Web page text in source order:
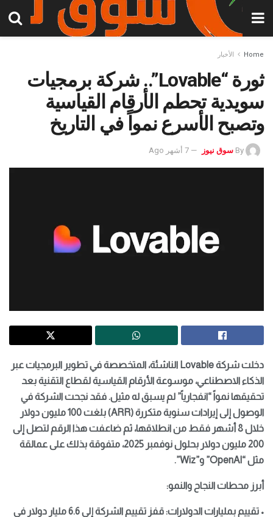
Home الأخبار
ثورة “Lovable”.. شركة برمجيات
سويدية تحطم الأرقام القياسية
وتصبح الأسرع نمواً في التاريخ
By سوق نيوز 7 أشهر Ago
دخلت شركة Lovable الناشئة، المتخصصة في تطوير البرمجيات عبر
الذكاء الاصطناعي، موسوعة الأرقام القياسية لقطاع التقنية بعد
تحقيقها نمواً “انفجارياً” لم يسبق له مثيل. فقد نجحت الشركة في
الوصول إلى إيرادات سنوية متكررة (ARR) بلغت 100 مليون دولار
خلال 8 أشهر فقط من انطلاقها، ثم ضاعفت هذا الرقم لتصل إلى
200 مليون دولار بحلول نوفمبر 2025، متفوقة بذلك على عمالقة
مثل “OpenAI” و”Wiz”.
أبرز محطات النجاح والنمو:
• تقييم بمليارات الدولارات: قفز تقييم الشركة إلى 6.6 مليار دولار في